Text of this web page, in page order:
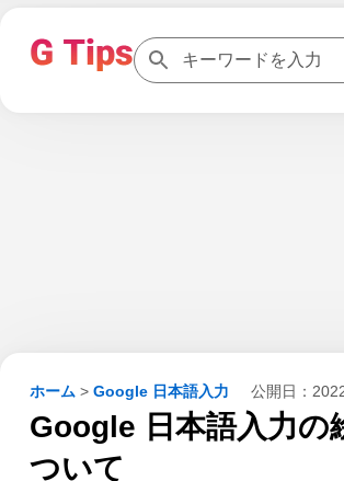
ホーム > Google 日本語入力 公開日：
Google 日本語入力の
ついて